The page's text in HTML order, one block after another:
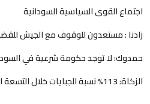
اجتماع القوى السياسية السودانية
زادنا : مستعدون للوقوف مع الجيش
حمدوك: لا توجد حكومة شرعية في
الزكاة: 113% نسبة الجبايات خلال التسعة اشهر الاولى...